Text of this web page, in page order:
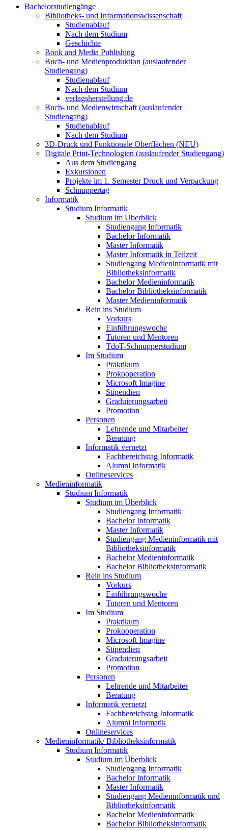
Bachelorstudiengänge
Bibliotheks- und Informationswissenschaft
Studienablauf
Nach dem Studium
Geschichte
Book and Media Publishing
Buch- und Medienproduktion (auslaufender
Studiengang)
Studienablauf
Nach dem Studium
verlagsherstellung.de
Buch- und Medienwirtschaft (auslaufender
Studiengang)
Studienablauf
Nach dem Studium
3D-Druck und Funktionale Oberflächen (NEU)
Digitale Print-Technologien (auslaufender Studiengang)
Aus dem Studiengang
Exkursionen
Projekte im 1. Semester Druck und Verpackung
Schnuppertag
Informatik
Studium Informatik
Studium im Überblick
Studiengang Informatik
Bachelor Informatik
Master Informatik
Master Informatik in Teilzeit
Studiengang Medieninformatik mit
Bibliotheksinformatik
Bachelor Medieninformatik
Bachelor Bibliotheksinformatik
Master Medieninformatik
Rein ins Studium
Vorkurs
Einführungswoche
Tutoren und Mentoren
TdoT-Schnupperstudium
Im Studium
Praktikum
Prokooperation
Microsoft Imagine
Stipendien
Graduierungsarbeit
Promotion
Personen
Lehrende und Mitarbeiter
Beratung
Informatik vernetzt
Fachbereichstag Informatik
Alumni Informatik
Onlineservices
Medieninformatik
Studium Informatik
Studium im Überblick
Studiengang Informatik
Bachelor Informatik
Master Informatik
Studiengang Medieninformatik mit
Bibliotheksinformatik
Bachelor Medieninformatik
Bachelor Bibliotheksinformatik
Rein ins Studium
Vorkurs
Einführungswoche
Tutoren und Mentoren
Im Studium
Praktikum
Prokooperation
Microsoft Imagine
Stipendien
Graduierungsarbeit
Promotion
Personen
Lehrende und Mitarbeiter
Beratung
Informatik vernetzt
Fachbereichstag Informatik
Alumni Informatik
Onlineservices
Medieninformatik/ Bibliotheksinformatik
Studium Informatik
Studium im Überblick
Studiengang Informatik
Bachelor Informatik
Master Informatik
Studiengang Medieninformatik und
Bibliotheksinformatik
Bachelor Medieninformatik
Bachelor Bibliotheksinformatik